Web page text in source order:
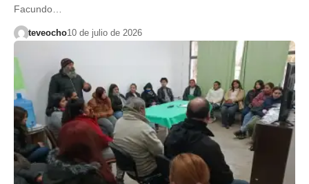
Facundo…
teveocho10 de julio de 2026